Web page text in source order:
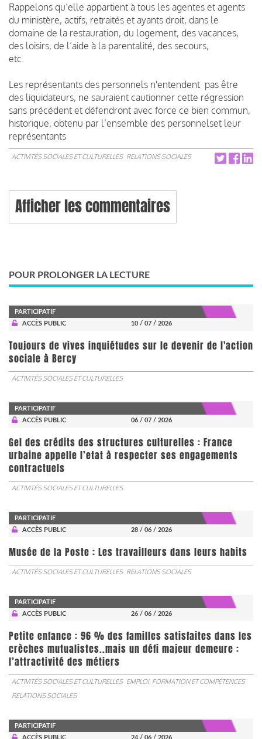
Rappelons qu’elle appartient à tous les agentes et agents
du ministère, actifs, retraités et ayants droit, dans le
domaine de la restauration, du logement, des vacances,
des loisirs, de l’aide à la parentalité, des secours,
etc.
Les représentants des personnels n'entendent pas être
des liquidateurs, ne sauraient cautionner cette régression
sans précédent et défendront avec force ce bien commun,
historique, obtenu par l’ensemble des personnelset leur
représentants
ACTIVITÉS SOCIALES ET CULTURELLES RELATIONS SOCIALES
Afficher les commentaires
POUR PROLONGER LA LECTURE
PARTICIPATIF
ACCÈS PUBLIC
10 / 07 / 2026
Toujours de vives inquiétudes sur le devenir de l'action
sociale à Bercy
ACTIVITÉS SOCIALES ET CULTURELLES
PARTICIPATIF
ACCÈS PUBLIC
06 / 07 / 2026
Gel des crédits des structures culturelles : France
urbaine appelle l’etat à respecter ses engagements
contractuels
ACTIVITÉS SOCIALES ET CULTURELLES
PARTICIPATIF
ACCÈS PUBLIC
28 / 06 / 2026
Musée de la Poste : Les travailleurs dans leurs habits
ACTIVITÉS SOCIALES ET CULTURELLES RELATIONS SOCIALES
PARTICIPATIF
ACCÈS PUBLIC
26 / 06 / 2026
Petite enfance : 96 % des familles satisfaites dans les
crèches mutualistes..mais un défi majeur demeure :
l’attractivité des métiers
ACTIVITÉS SOCIALES ET CULTURELLES EMPLOI, FORMATION ET COMPÉTENCES
RELATIONS SOCIALES
PARTICIPATIF
ACCÈS PUBLIC
24 / 06 / 2026